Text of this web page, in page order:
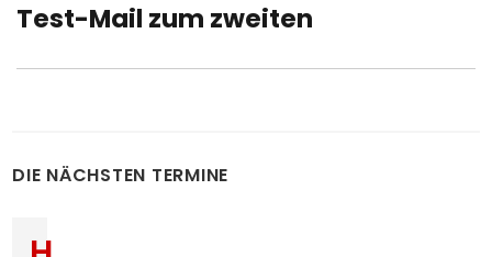
Next
Test-Mail zum zweiten
DIE NÄCHSTEN TERMINE